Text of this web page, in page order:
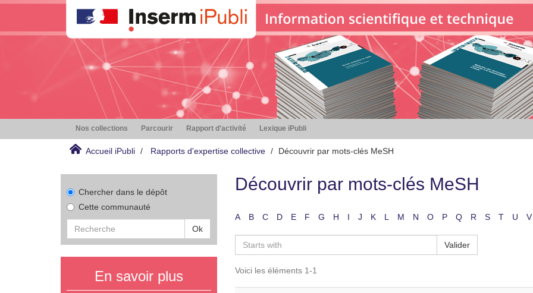
Nos collections Parcourir Rapport d'activité Lexique iPubli
Accueil iPubli Rapports d'expertise collective Découvrir par mots-clés MeSH
Chercher dans le dépôt
Cette communauté
Ok
En savoir plus
Découvrir par mots-clés MeSH
A B C D E F G H I J K L M N O P Q R S T U V
Valider
Voici les éléments 1-1